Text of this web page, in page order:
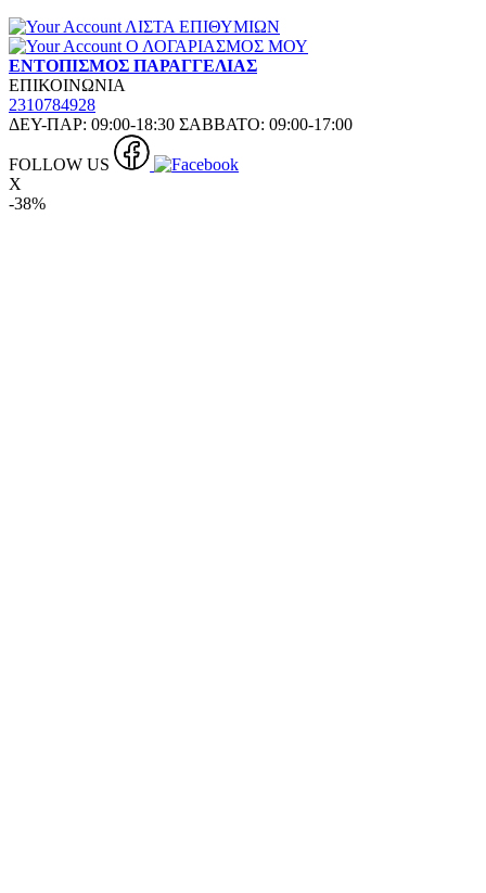
ΛΙΣΤΑ ΕΠΙΘΥΜΙΩΝ
Ο ΛΟΓΑΡΙΑΣΜΟΣ ΜΟΥ
ΕΝΤΟΠΙΣΜΟΣ ΠΑΡΑΓΓΕΛΙΑΣ
ΕΠΙΚΟΙΝΩΝΙΑ
2310784928
ΔΕΥ-ΠΑΡ: 09:00-18:30 ΣΑΒΒΑΤΟ: 09:00-17:00
FOLLOW US
X
-38%